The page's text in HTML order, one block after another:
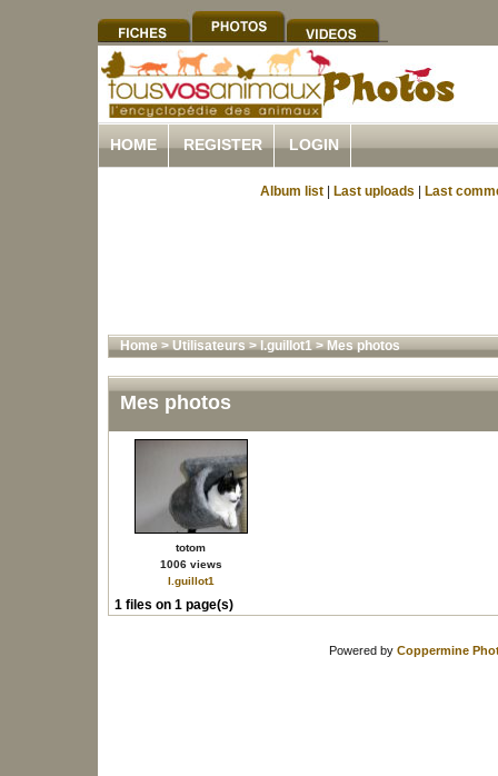
HOME REGISTER LOGIN
Album list Last uploads Last
Home>Utilisateurs>l.guillot1>Mes photos
Mes photos
totom
1006 views
l.guillot1
1 files on 1 page(s)
Powered by Coppermine